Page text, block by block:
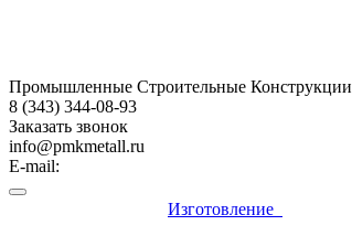
Промышленные Строительные Конструкции
8 (343) 344-08-93
Заказать звонок
info@pmkmetall.ru
E-mail:
Изготовление